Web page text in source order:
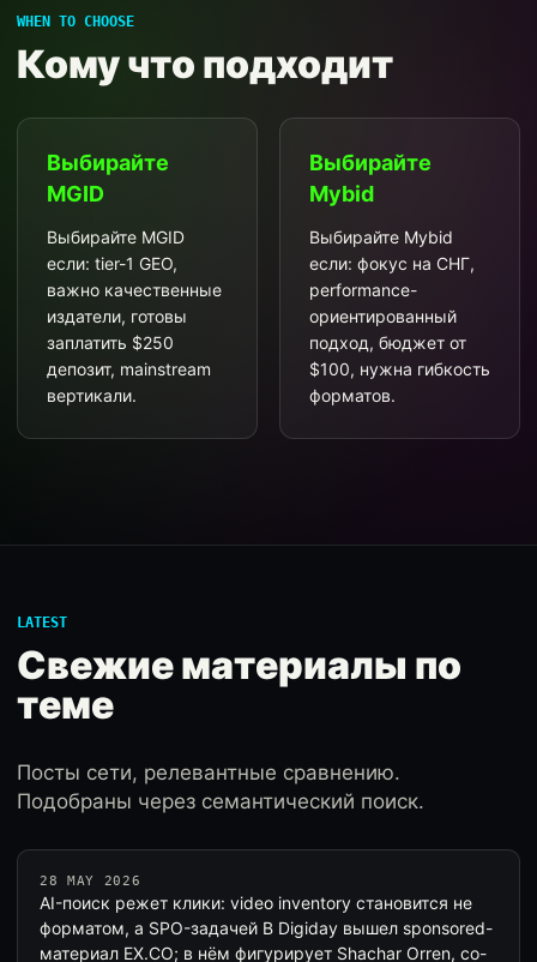
WHEN TO CHOOSE
Кому что подходит
Выбирайте
MGID
Выбирайте MGID
если: tier-1 GEO,
важно качественные
издатели, готовы
заплатить $250
депозит, mainstream
вертикали.
Выбирайте
Mybid
Выбирайте Mybid
если: фокус на СНГ,
performance-
ориентированный
подход, бюджет от
$100, нужна гибкость
форматов.
LATEST
Свежие материалы по
теме
Посты сети, релевантные сравнению.
Подобраны через семантический поиск.
28 MAY 2026
AI-поиск режет клики: video inventory становится не
форматом, а SPO-задачей В Digiday вышел sponsored-
материал EX.CO; в нём фигурирует Shachar Orren, co-